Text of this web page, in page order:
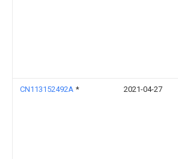
CN113152492A * 2021-04-27